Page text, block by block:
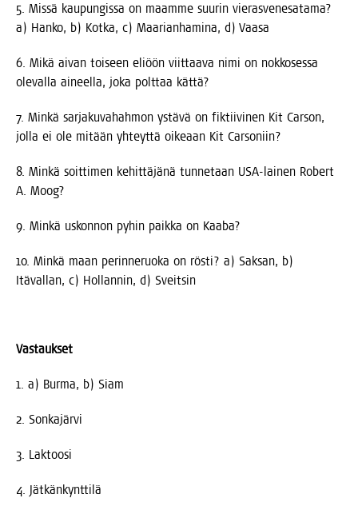
5. Mis­sä kau­pun­gis­sa on maam­me suu­rin vie­ras­ve­ne­sa­ta­ma?
a) Han­ko, b) Kot­ka, c) Maa­rian­ha­mi­na, d) Vaasa
6. Mikä aivan toi­seen eli­öön viit­taa­va nimi on nok­ko­ses­sa
ole­val­la aineel­la, joka polt­taa kättä?
7. Min­kä sar­ja­ku­va­hah­mon ystä­vä on fik­tii­vi­nen Kit Car­son,
jol­la ei ole mitään yhteyt­tä oike­aan Kit Carsoniin?
8. Min­kä soit­ti­men kehit­tä­jä­nä tun­ne­taan USA-lai­nen Robert
A. Moog?
9. Min­kä uskon­non pyhin paik­ka on Kaaba?
10. Min­kä maan perin­ne­ruo­ka on rös­ti? a) Sak­san, b)
Itä­val­lan, c) Hol­lan­nin, d) Sveitsin
Vas­tauk­set
1. a) Bur­ma, b) Siam
2. Son­ka­jär­vi
3. Lak­too­si
4. Jät­kän­kynt­ti­lä